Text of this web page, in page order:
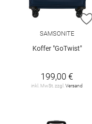
SAMSONITE
Koffer "GoTwist"
199,00 €
inkl. MwSt. zzgl. Versand